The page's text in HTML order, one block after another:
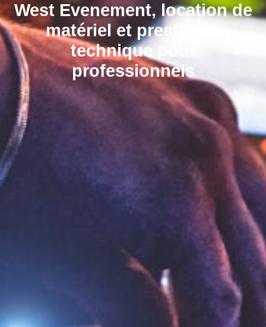
West Evenement, location de
matériel et prestation
technique pour
professionnels